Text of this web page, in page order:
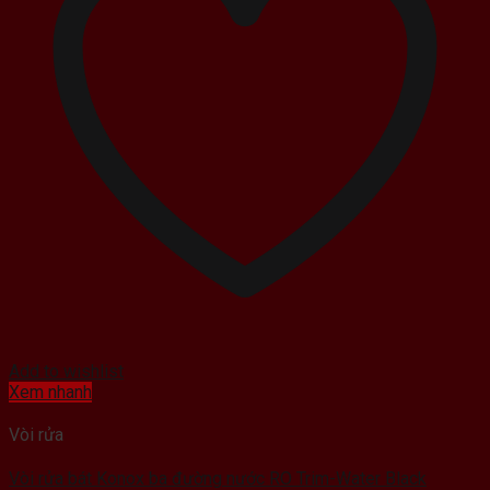
Add to wishlist
Xem nhanh
Vòi rửa
Vòi rửa bát Konox ba đường nước RO Trim-Water Black